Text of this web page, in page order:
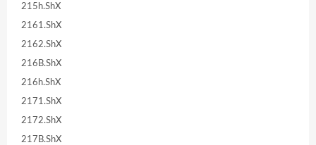
215h.ShX
2161.ShX
2162.ShX
216B.ShX
216h.ShX
2171.ShX
2172.ShX
217B.ShX